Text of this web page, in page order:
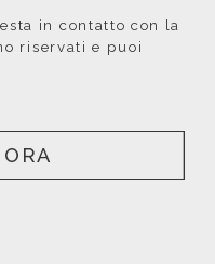
in contatto con la
riservati e puoi